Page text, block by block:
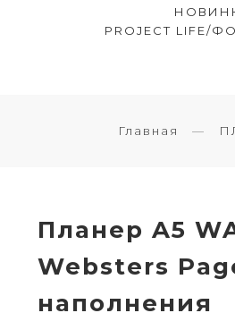
PROJECT
Главная
Планер A5
Websters
наполнения